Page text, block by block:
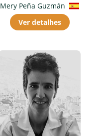
Mery Peña Guzmán
Ver detalhes